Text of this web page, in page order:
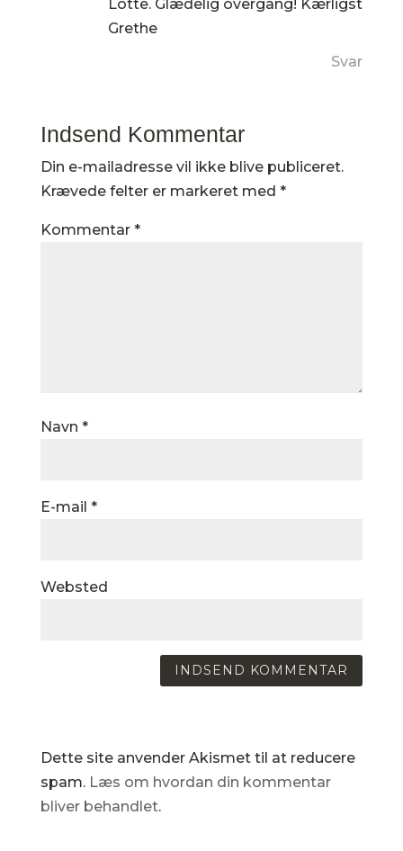
Lotte. Glædelig overgang! Kærligst
Grethe
Svar
Indsend Kommentar
Din e-mailadresse vil ikke blive publiceret.
Krævede felter er markeret med *
Kommentar *
Navn *
E-mail *
Websted
Dette site anvender Akismet til at reducere
spam. Læs om hvordan din kommentar
bliver behandlet.